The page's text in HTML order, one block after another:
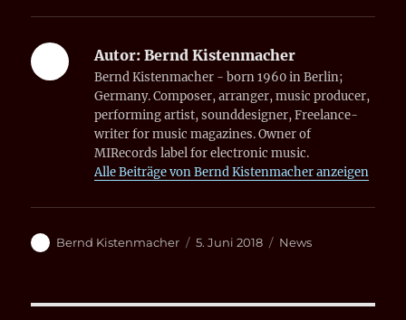
Autor: Bernd Kistenmacher
Bernd Kistenmacher - born 1960 in Berlin;
Germany. Composer, arranger, music producer,
performing artist, sounddesigner, Freelance-
writer for music magazines. Owner of
MIRecords label for electronic music.
Alle Beiträge von Bernd Kistenmacher anzeigen
Autor
Bernd Kistenmacher
Veröffentlicht
5. Juni 2018 Kategorien
News